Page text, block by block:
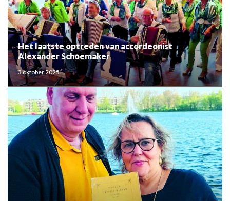
Het laatste optreden van accordeonist
Alexander Schoemaker
3 oktober 2025